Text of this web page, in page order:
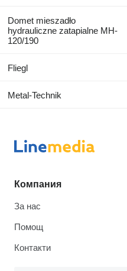
Domet mieszadło
hydrauliczne zatapialne MH-
120/190
Fliegl
Metal-Technik
Компания
За нас
Помощ
Контакти